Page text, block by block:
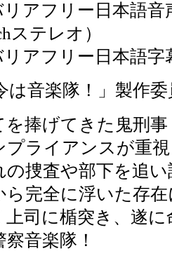
日本語音声
ステレオ）
リー日本語字
は音楽隊！」製作委
捧げてきた鬼刑
プライアンスが重
の捜査や部下を追
ら完全に浮いた存
司に楯突き、遂
音楽隊！